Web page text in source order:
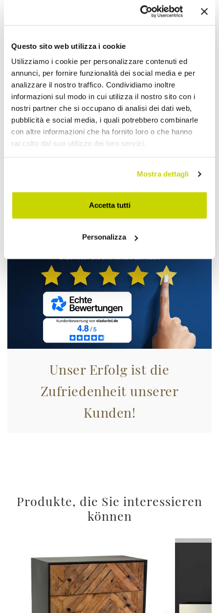
Questo sito web utilizza i cookie
Utilizziamo i cookie per personalizzare contenuti ed
annunci, per fornire funzionalità dei social media e per
analizzare il nostro traffico. Condividiamo inoltre
informazioni sul modo in cui utilizza il nostro sito con i
nostri partner che si occupano di analisi dei dati web,
pubblicità e social media, i quali potrebbero combinarle
con altre informazioni che ha fornito loro o che hanno
raccolto dal suo utilizzo dei loro servizi.
Mostra dettagli
Accetta tutti
Personalizza
Nur für kurze Zeit! Jetzt
zugreifen!
Unser Erfolg ist die
Zufriedenheit unserer
Kunden!
Produkte, die Sie interessieren
können